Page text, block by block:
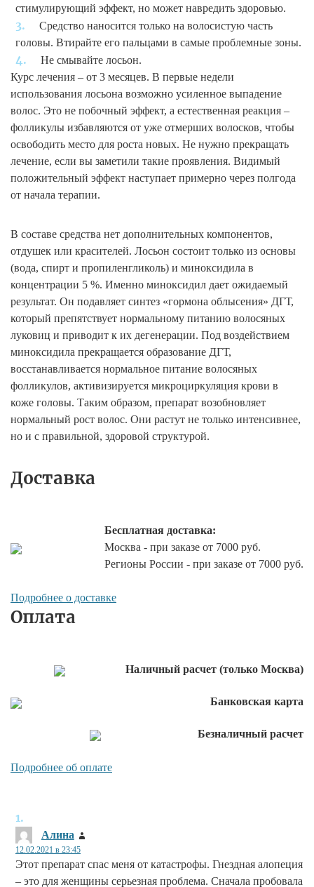
стимулирующий эффект, но может навредить здоровью.
Средство наносится только на волосистую часть
головы. Втирайте его пальцами в самые проблемные зоны.
Не смывайте лосьон.
Курс лечения – от 3 месяцев. В первые недели
использования лосьона возможно усиленное выпадение
волос. Это не побочный эффект, а естественная реакция –
фолликулы избавляются от уже отмерших волосков, чтобы
освободить место для роста новых. Не нужно прекращать
лечение, если вы заметили такие проявления. Видимый
положительный эффект наступает примерно через полгода
от начала терапии.
В составе средства нет дополнительных компонентов,
отдушек или красителей. Лосьон состоит только из основы
(вода, спирт и пропиленгликоль) и миноксидила в
концентрации 5 %. Именно миноксидил дает ожидаемый
результат. Он подавляет синтез «гормона облысения» ДГТ,
который препятствует нормальному питанию волосяных
луковиц и приводит к их дегенерации. Под воздействием
миноксидила прекращается образование ДГТ,
восстанавливается нормальное питание волосяных
фолликулов, активизируется микроциркуляция крови в
коже головы. Таким образом, препарат возобновляет
нормальный рост волос. Они растут не только интенсивнее,
но и с правильной, здоровой структурой.
Доставка
Бесплатная доставка:
Москва - при заказе от 7000 руб.
Регионы России - при заказе от 7000 руб.
Подробнее о доставке
Оплата
Наличный расчет (только Москва)
Банковская карта
Безналичный расчет
Подробнее об оплате
Алина
12.02.2021 в 23:45
Этот препарат спас меня от катастрофы. Гнездная алопеция
– это для женщины серьезная проблема. Сначала пробовала